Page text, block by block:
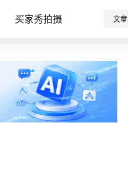
买家秀拍摄 文章